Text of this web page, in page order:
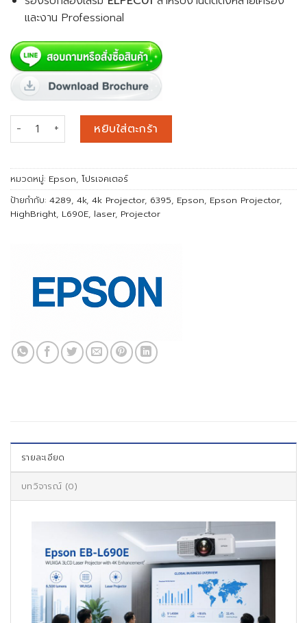
และงาน Professional
จำนวน Epson EB-L690E WUXGA 3LCD Laser Projector
หยิบใส่ตะกร้า
หมวดหมู่: Epson, โปรเจคเตอร์
ป้ายกำกับ: 4289, 4k, 4k Projector, 6395, Epson, Epson Projector,
HighBright, L690E, laser, Projector
รายละเอียด
บทวิจารณ์ (0)